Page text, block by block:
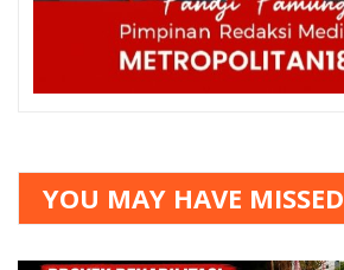
YOU MAY HAVE MISSED